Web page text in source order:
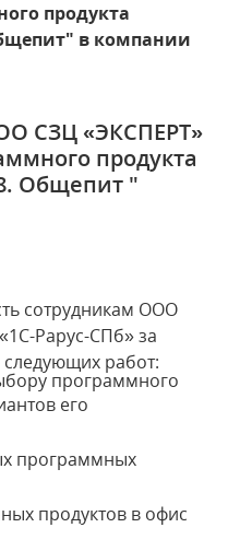
продукта
в компании
СЗЦ «ЭКСПЕРТ»
продукта
Общепит "
сотрудникам ООО
Рарус-СПб» за
работ:
программного
его
программных
продуктов в офис